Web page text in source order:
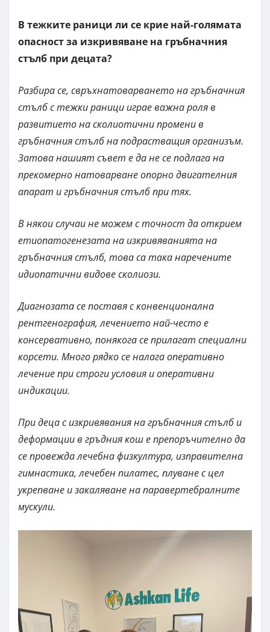
В тежките раници ли се крие най-голямата
опасност за изкривяване на гръбначния
стълб при децата?
Разбира се, свръхнатоварването на гръбначния
стълб с тежки раници играе важна роля в
развитието на сколиотични промени в
гръбначния стълб на подрастващия организъм.
Затова нашият съвет е да не се подлага на
прекомерно натоварване опорно двигателния
апарат и гръбначния стълб при тях.
В някои случаи не можем с точност да открием
етиопатогенезата на изкривяванията на
гръбначния стълб, това са така наречените
идиопатични видове сколиози.
Диагнозата се поставя с конвенционална
рентгенография, лечението най-често е
консервативно, понякога се прилагат специални
корсети. Много рядко се налага оперативно
лечение при строги условия и оперативни
индикации.
При деца с изкривявания на гръбначния стълб и
деформации в гръдния кош е препоръчително да
се провежда лечебна физкултура, изправителна
гимнастика, лечебен пилатес, плуване с цел
укрепване и закаляване на паравертебралните
мускули.